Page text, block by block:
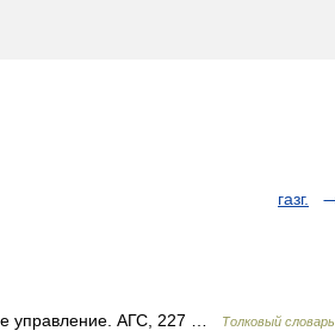
газг.
управление. АГС, 227 …
Толковый словарь